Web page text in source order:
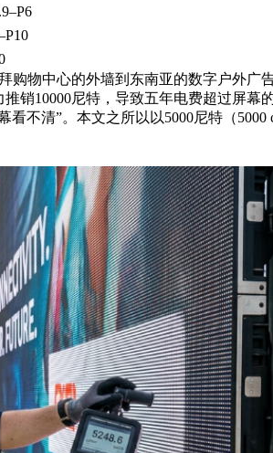
购物中心的外墙到东南亚的数字户外广
销10000尼特，导致五年电费超过屏幕
不清”。本文之所以以5000尼特（5000